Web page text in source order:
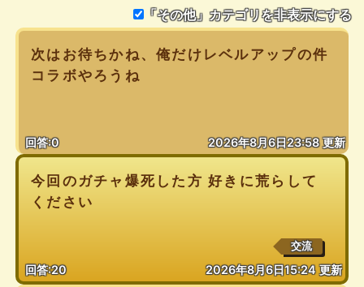
「その他」カテゴリを非表示にする
次はお待ちかね、俺だけレベルアップの件
コラボやろうね
回答:0 2026年8月6日23:58 更新
今回のガチャ爆死した方 好きに荒らして
ください
交流
回答:20 2026年8月6日15:24 更新